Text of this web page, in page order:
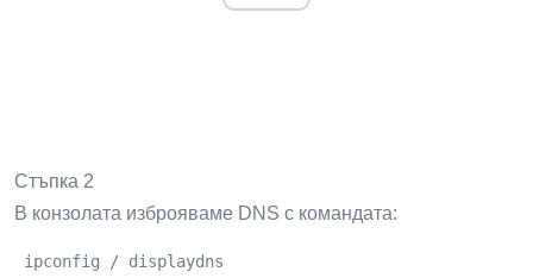
Стъпка 2
В конзолата изброяваме DNS с командата:
ipconfig / displaydns